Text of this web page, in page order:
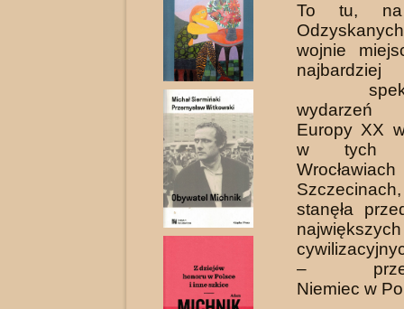
To tu, na
wojnie
najbardziej
wydarzeń
Europy XX
w tych
stanęła
największych
–
Niemiec w